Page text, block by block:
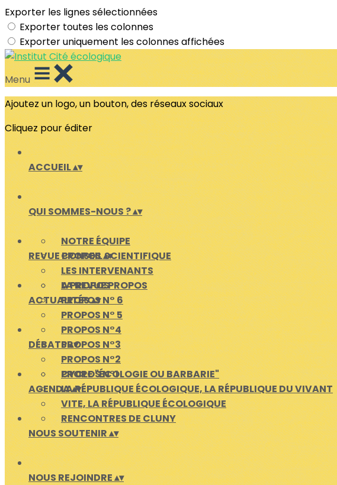
Exporter les lignes sélectionnées
Exporter toutes les colonnes
Exporter uniquement les colonnes affichées
Menu
Ajoutez un logo, un bouton, des réseaux sociaux
Cliquez pour éditer
ACCUEIL▴▾
QUI SOMMES-NOUS ?▴▾
NOTRE ÉQUIPE
CONSEIL SCIENTIFIQUE
LES INTERVENANTS
A PROPOS
REVUE PROPOS▴▾
LA REVUE PROPOS
PROPOS N° 6
PROPOS N° 5
PROPOS N°4
PROPOS N°3
PROPOS N°2
PROPOS N°1
ACTUALITÉS▴▾
DÉBATS▴▾
CYCLE "ÉCOLOGIE OU BARBARIE"
LA RÉPUBLIQUE ÉCOLOGIQUE, LA RÉPUBLIQUE DU VIVANT
VITE, LA RÉPUBLIQUE ÉCOLOGIQUE
RENCONTRES DE CLUNY
AGENDA▴▾
NOUS SOUTENIR▴▾
NOUS REJOINDRE▴▾